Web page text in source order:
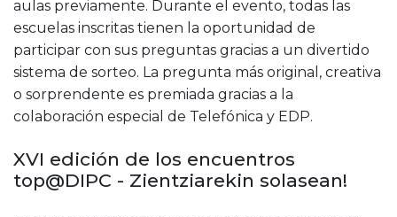
aulas previamente. Durante el evento, todas las
escuelas inscritas tienen la oportunidad de
participar con sus preguntas gracias a un divertido
sistema de sorteo. La pregunta más original, creativa
o sorprendente es premiada gracias a la
colaboración especial de Telefónica y EDP.
XVI edición de los encuentros
top@DIPC - Zientziarekin solasean!